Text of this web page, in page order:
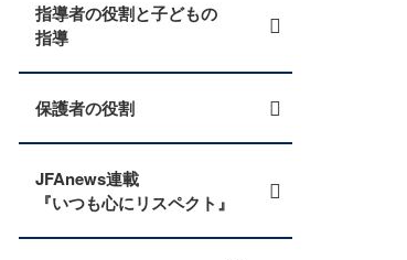
指導者の役割と子どもの
指導
保護者の役割
JFAnews連載
『いつも心にリスペクト』